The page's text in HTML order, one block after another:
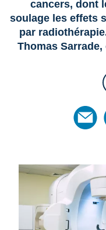
cancers, dont
soulage les effets
par
Thomas